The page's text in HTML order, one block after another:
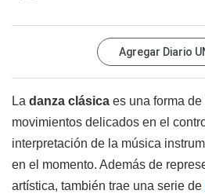
Agregar Diario
La danza clásica es una forma de
movimientos delicados en el
interpretación de la música
en el momento. Además de
artística, también trae una serie de